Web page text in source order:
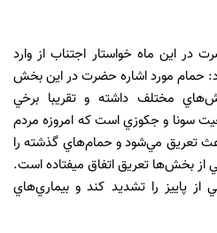
در اين ماه خواستار اجتناب از وارد
حمام مورد اشاره حضرت در اين بخش
مختلف داشته و تقريبا برخي
سونا و جکوزي است که امروزه مردم
تعريق مي‌شود و حمام‌هاي گذشته را
از بخش‌ها تعريق اتفاق ميفتاده است.
پاييز را تشديد کند و بيماري‌هاي